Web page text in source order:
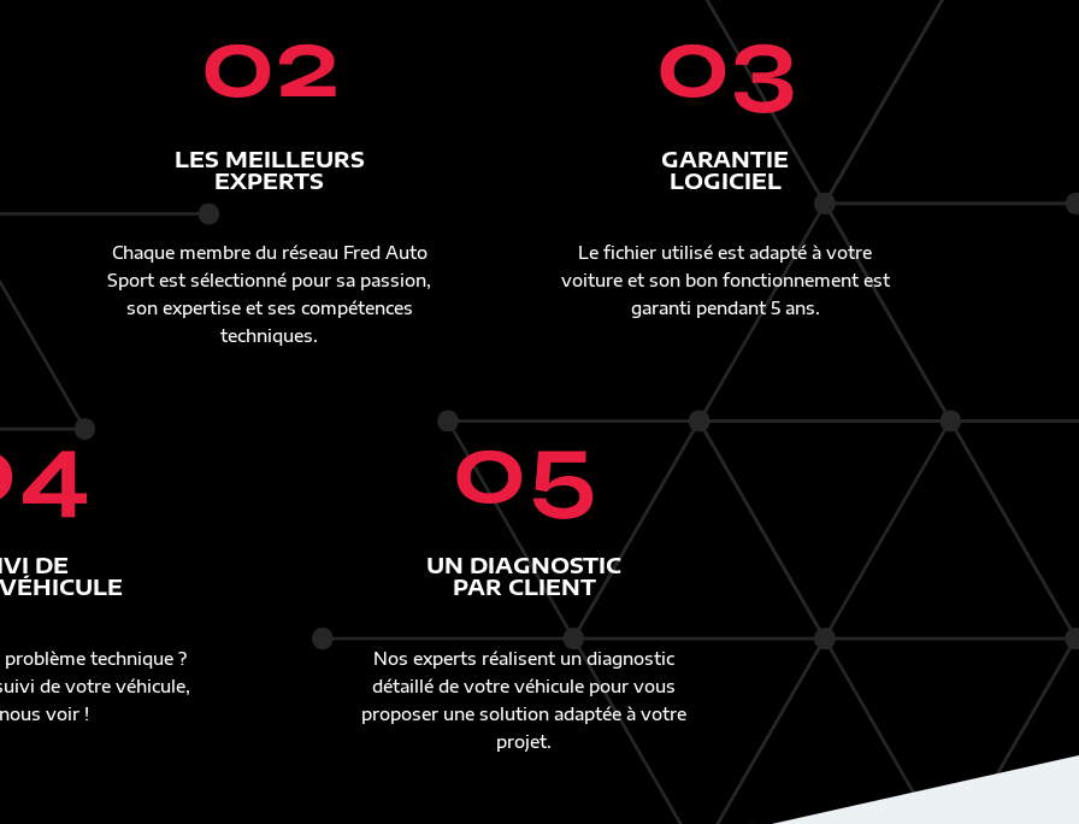
02
LES MEILLEURS
EXPERTS
Chaque membre du réseau Fred Auto
Sport est sélectionné pour sa passion,
son expertise et ses compétences
techniques.
03
GARANTIE
LOGICIEL
Le fichier utilisé est adapté à votre
voiture et son bon fonctionnement est
garanti pendant 5 ans.
DE
technique ?
de votre véhicule,
voir !
05
UN DIAGNOSTIC
PAR CLIENT
Nos experts réalisent un diagnostic
détaillé de votre véhicule pour vous
proposer une solution adaptée à votre
projet.